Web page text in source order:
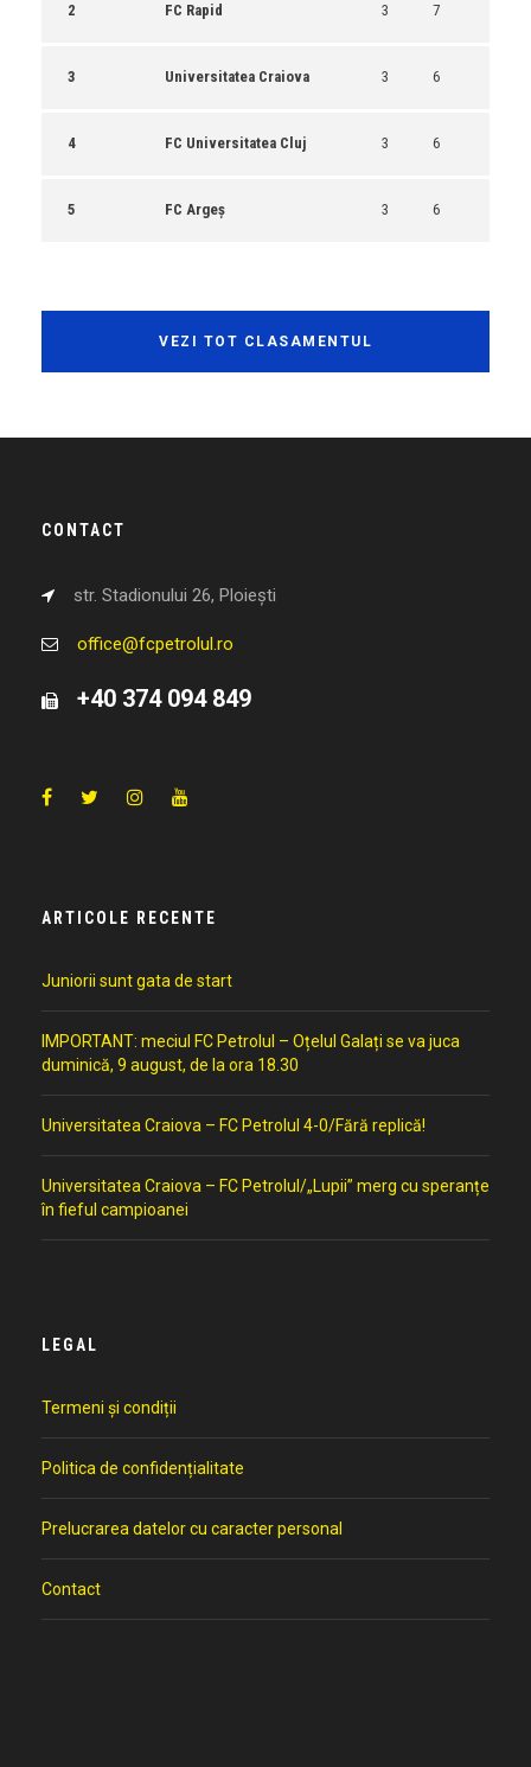
2 FC Rapid 3 7
3 Universitatea Craiova 3 6
4 FC Universitatea Cluj 3 6
5 FC Argeș 3 6
VEZI TOT CLASAMENTUL
CONTACT
str. Stadionului 26, Ploiești
office@fcpetrolul.ro
+40 374 094 849
ARTICOLE RECENTE
Juniorii sunt gata de start
IMPORTANT: meciul FC Petrolul – Oțelul Galați se va juca
duminică, 9 august, de la ora 18.30
Universitatea Craiova – FC Petrolul 4-0/Fără replică!
Universitatea Craiova – FC Petrolul/„Lupii” merg cu speranțe
în fieful campioanei
LEGAL
Termeni și condiții
Politica de confidențialitate
Prelucrarea datelor cu caracter personal
Contact